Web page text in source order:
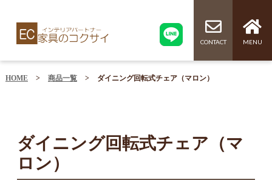
CONTACT MENU
HOME > 商品一覧 > ダイニング回転式チェア（マロン）
ダイニング回転式チェア（マ
ロン）